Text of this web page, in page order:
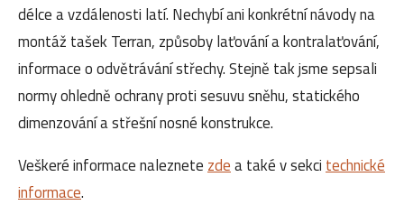
délce a vzdálenosti latí. Nechybí ani konkrétní návody na
montáž tašek Terran, způsoby laťování a kontralaťování,
informace o odvětrávání střechy. Stejně tak jsme sepsali
normy ohledně ochrany proti sesuvu sněhu, statického
dimenzování a střešní nosné konstrukce.
Veškeré informace naleznete zdea také v sekci technické
informace.